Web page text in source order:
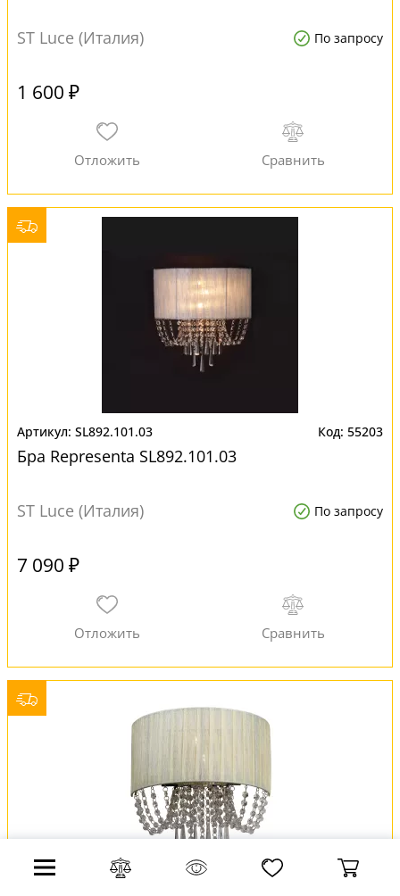
ST Luce (Италия) По запросу
1 600 ₽
SL892.101.03 55203
Бра Representa SL892.101.03
ST Luce (Италия) По запросу
7 090 ₽